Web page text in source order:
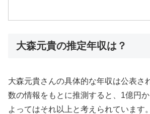
大森元貴の推定年収は？
大森元貴さんの具体的な年収は公表さ
数の情報をもとに推測すると、1億円
よってはそれ以上と考えられています。